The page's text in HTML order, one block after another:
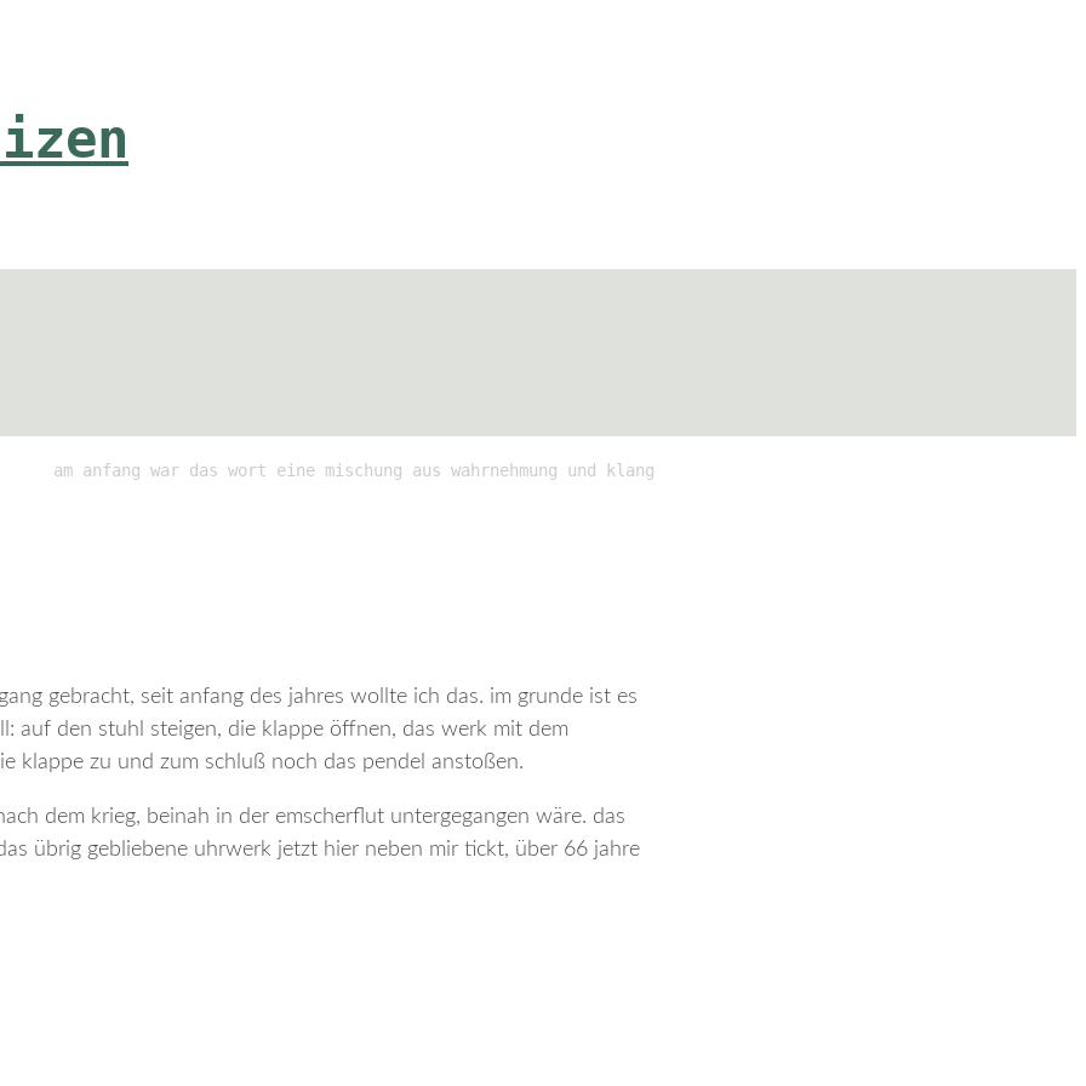
am anfang war das wort eine mischung aus wahrnehmung und klang
gebracht, seit anfang des jahres wollte ich das. im grunde ist es
auf den stuhl steigen, die klappe öffnen, das werk mit dem
klappe zu und zum schluß noch das pendel anstoßen.
dem krieg, beinah in der emscherflut untergegangen wäre. das
übrig gebliebene uhrwerk jetzt hier neben mir tickt, über 66 jahre